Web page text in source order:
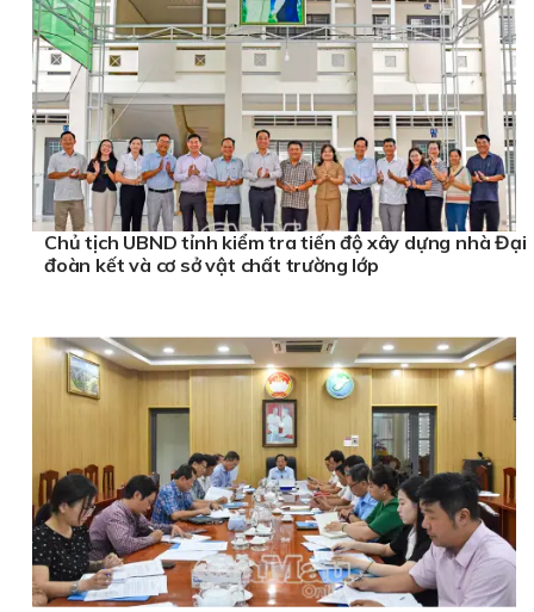
Chủ tịch UBND tỉnh kiểm tra tiến độ xây dựng nhà Đại
đoàn kết và cơ sở vật chất trường lớp